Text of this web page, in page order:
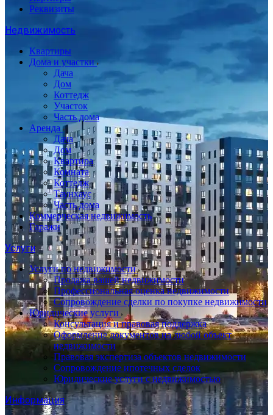
Реквизиты
Недвижимость
Квартиры
Дома и участки
Дача
Дом
Коттедж
Участок
Часть дома
Аренда
Дача
Дом
Квартира
Комната
Коттедж
Таунхаус
Часть дома
Коммерческая недвижимость
Гаражи
Услуги
Услуги по недвижимости
Продажа вашей недвижимости
Профессиональная оценка недвижимости
Сопровождение сделки по покупке недвижимости
Юридические услуги
Консультация и правовая поддержка
Оформление документов на любой объект
недвижимости
Правовая экспертиза объектов недвижимости
Сопровождение ипотечных сделок
Юридические услуги с недвижимостью
Информация